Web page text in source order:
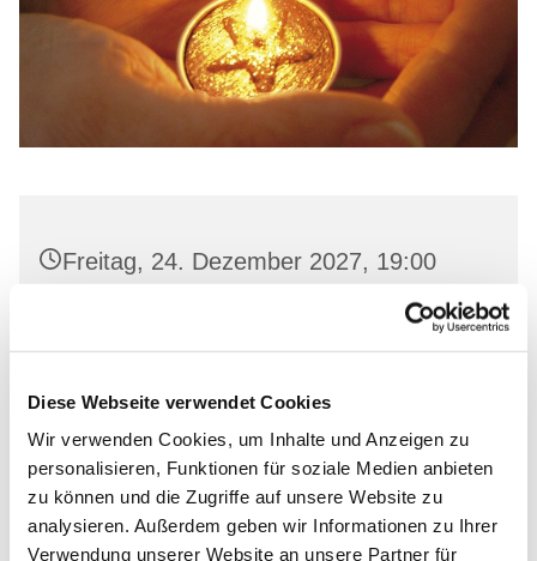
Diese Webseite verwendet Cookies
Wir verwenden Cookies, um Inhalte und Anzeigen zu
personalisieren, Funktionen für soziale Medien anbieten
zu können und die Zugriffe auf unsere Website zu
analysieren. Außerdem geben wir Informationen zu Ihrer
Verwendung unserer Website an unsere Partner für
Freitag, 24. Dezember 2027, 19:00
Markt, 16269 Wriezen